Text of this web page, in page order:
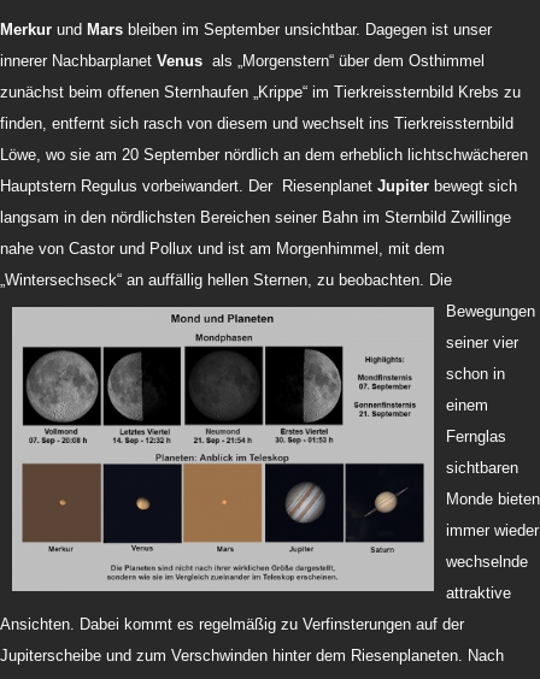
Merkur und Mars bleiben im September unsichtbar. Dagegen ist unser
innerer Nachbarplanet Venus als „Morgenstern“ über dem Osthimmel
zunächst beim offenen Sternhaufen „Krippe“ im Tierkreissternbild Krebs zu
finden, entfernt sich rasch von diesem und wechselt ins Tierkreissternbild
Löwe, wo sie am 20 September nördlich an dem erheblich lichtschwächeren
Hauptstern Regulus vorbeiwandert. Der Riesenplanet Jupiter bewegt sich
langsam in den nördlichsten Bereichen seiner Bahn im Sternbild Zwillinge
nahe von Castor und Pollux und ist am Morgenhimmel, mit dem
„Wintersechseck“ an auffällig hellen Sternen, zu beobachten. Die
Bewegungen
seiner vier
schon in
einem
Fernglas
sichtbaren
Monde bieten
immer wieder
wechselnde
attraktive
Ansichten. Dabei kommt es regelmäßig zu Verfinsterungen auf der
Jupiterscheibe und zum Verschwinden hinter dem Riesenplaneten. Nach